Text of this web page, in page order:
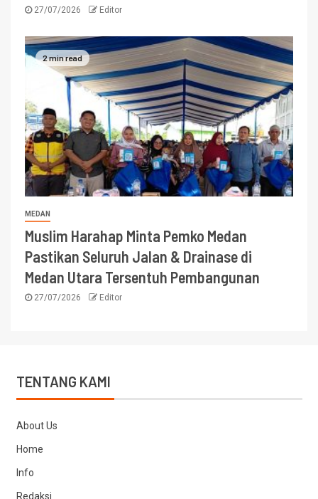
27/07/2026 Editor
2 min read
MEDAN
Muslim Harahap Minta Pemko Medan
Pastikan Seluruh Jalan & Drainase di
Medan Utara Tersentuh Pembangunan
27/07/2026 Editor
TENTANG KAMI
About Us
Home
Info
Redaksi